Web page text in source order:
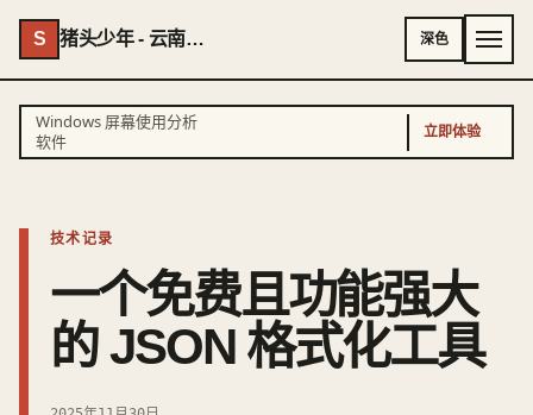
S 猪头少年 - 云南AI专家 - 云南独立开发者 深色
Windows 屏幕使用分析
软件
立即体验
技术记录
一个免费且功能强大
的 JSON 格式化工具